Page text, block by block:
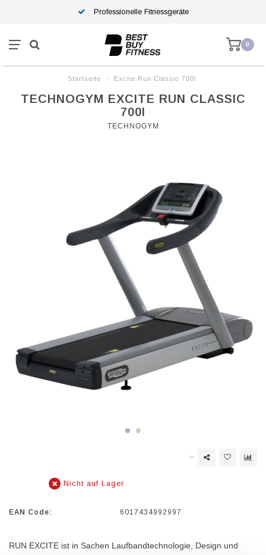
Professionelle Fitnessgeräte
0
Startseite / Excite Run Classic 700i
TECHNOGYM EXCITE RUN CLASSIC
700I
TECHNOGYM
Nicht auf Lager
EAN Code: 6017434992997
RUN EXCITE ist in Sachen Laufbandtechnologie, Design und